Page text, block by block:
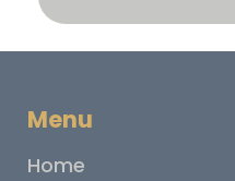
Menu
Home